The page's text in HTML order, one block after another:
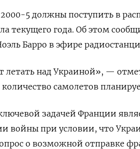
5 должны поступить в
текущего года. Об этом
Барро в эфире
летать над Украиной», —
самолетов
задачей Франции
войны при условии, что
о возможной отправке